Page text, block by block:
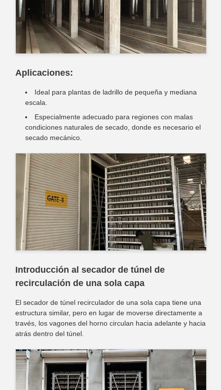
Aplicaciones:
Ideal para plantas de ladrillo de pequeña y mediana
escala.
Especialmente adecuado para regiones con malas
condiciones naturales de secado, donde es necesario el
secado mecánico.
Introducción al secador de túnel de
recirculación de una sola capa
El secador de túnel recirculador de una sola capa tiene una
estructura similar, pero en lugar de moverse directamente a
través, los vagones del horno circulan hacia adelante y hacia
atrás dentro del túnel.